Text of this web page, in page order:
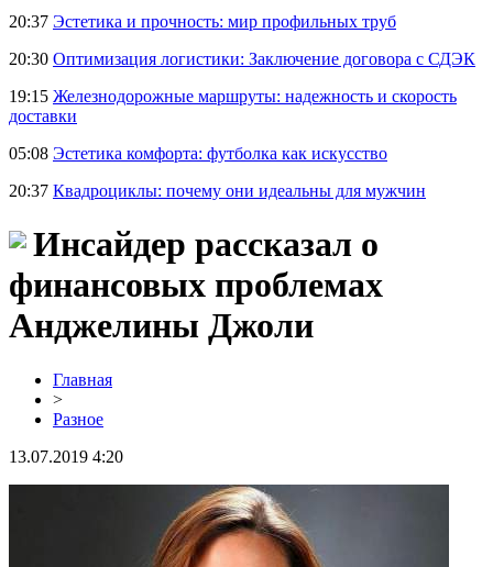
20:37 Эстетика и прочность: мир профильных труб
20:30 Оптимизация логистики: Заключение договора с СДЭК
19:15 Железнодорожные маршруты: надежность и скорость
доставки
05:08 Эстетика комфорта: футболка как искусство
20:37 Квадроциклы: почему они идеальны для мужчин
Инсайдер рассказал о
финансовых проблемах
Анджелины Джоли
Главная
>
Разное
13.07.2019 4:20